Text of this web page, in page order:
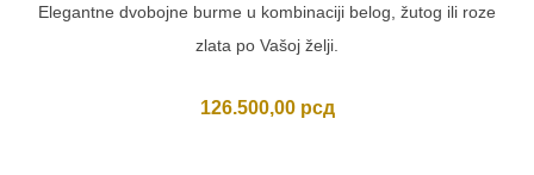
Elegantne dvobojne burme u kombinaciji belog, žutog ili roze
zlata po Vašoj želji.
126.500,00 рсд